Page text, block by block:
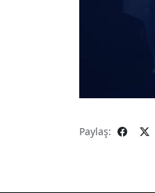
Paylaş: